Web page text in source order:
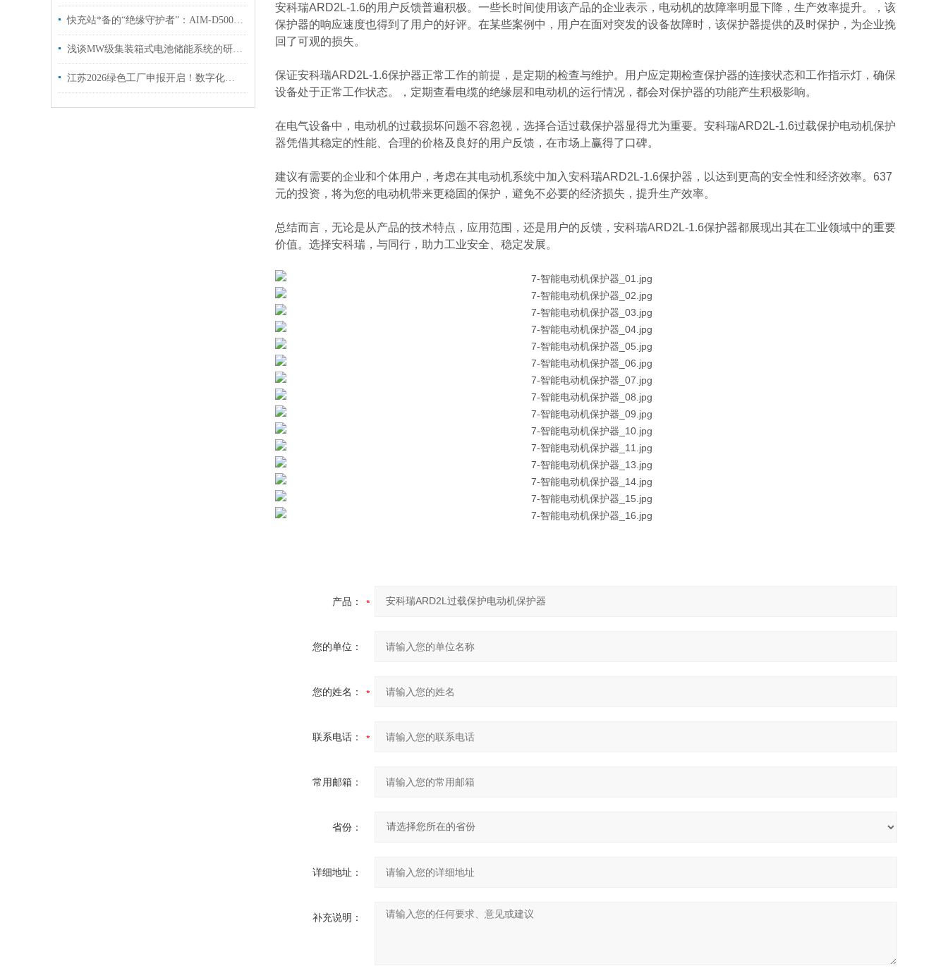
快充站*备的“绝缘守护者”：AIM-D500-CA适配CCSC&HAdeMO双标准
浅谈MW级集装箱式电池储能系统的研究现状与应用探究
江苏2026绿色工厂申报开启！数字化能碳平台成硬性门槛，12项功能缺一不可
安科瑞ARD2L-1.6的用户反馈普遍积极。一些长时间使用该产品的企业表示，电动机的故障率明显下降，生产效率提升。，该
保护器的响应速度也得到了用户的好评。在某些案例中，用户在面对突发的设备故障时，该保护器提供的及时保护，为企业挽
回了可观的损失。
保证安科瑞ARD2L-1.6保护器正常工作的前提，是定期的检查与维护。用户应定期检查保护器的连接状态和工作指示灯，确保
设备处于正常工作状态。，定期查看电缆的绝缘层和电动机的运行情况，都会对保护器的功能产生积极影响。
在电气设备中，电动机的过载损坏问题不容忽视，选择合适过载保护器显得尤为重要。安科瑞ARD2L-1.6过载保护电动机保护
器凭借其稳定的性能、合理的价格及良好的用户反馈，在市场上赢得了口碑。
建议有需要的企业和个体用户，考虑在其电动机系统中加入安科瑞ARD2L-1.6保护器，以达到更高的安全性和经济效率。637
元的投资，将为您的电动机带来更稳固的保护，避免不必要的经济损失，提升生产效率。
总结而言，无论是从产品的技术特点，应用范围，还是用户的反馈，安科瑞ARD2L-1.6保护器都展现出其在工业领域中的重要
价值。选择安科瑞，与同行，助力工业安全、稳定发展。
产品：
您的单位：
您的姓名：
联系电话：
常用邮箱：
省份：
详细地址：
补充说明：